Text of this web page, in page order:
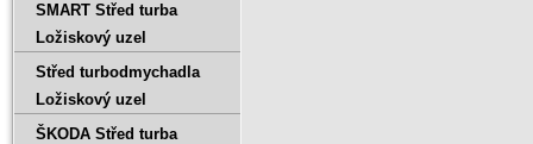
SMART Střed turba
Ložiskový uzel
Střed turbodmychadla
Ložiskový uzel
ŠKODA Střed turba